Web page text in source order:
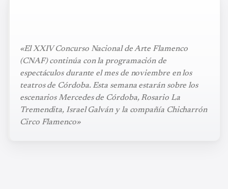
«El XXIV Concurso Nacional de Arte Flamenco
(CNAF) continúa con la programación de
espectáculos durante el mes de noviembre en los
teatros de Córdoba. Esta semana estarán sobre los
escenarios Mercedes de Córdoba, Rosario La
Tremendita, Israel Galván y la compañía Chicharrón
Circo Flamenco»